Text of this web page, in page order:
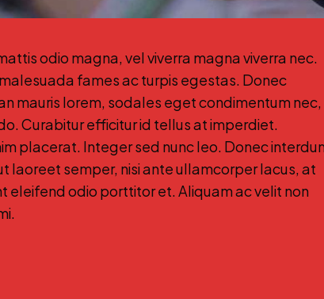
odio magna, vel viverra magna viverra nec.
fames ac turpis egestas. Donec
mauris lorem, sodales eget condimentum nec,
Curabitur efficitur id tellus at imperdiet.
placerat. Integer sed nunc leo. Donec
laoreet semper, nisi ante ullamcorper lacus, at
eleifend odio porttitor et. Aliquam ac velit non